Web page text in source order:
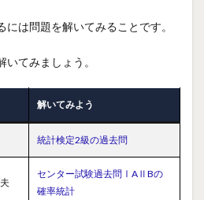
は問題を解いてみることです。
いてみましょう。
解いてみよう
統計検定2級の過去問
センター試験過去問ⅠAⅡBの
確率統計